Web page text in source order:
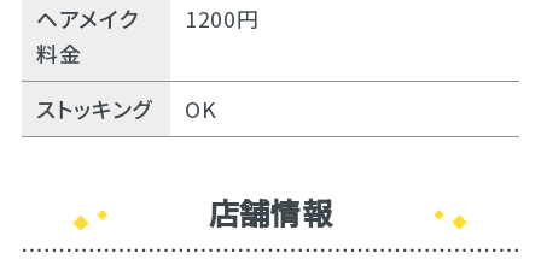
ヘアメイク
料金
1200円
ストッキング OK
店舗情報